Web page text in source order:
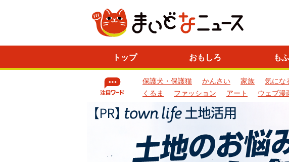
トップ おもしろ も
保護犬・保護猫 かんさい 家族 気にな
くるま
ファッション アート ウェブ漫